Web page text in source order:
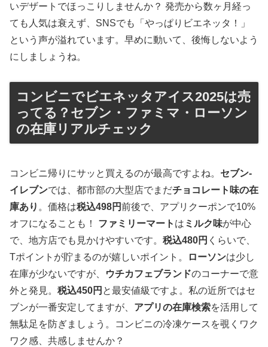
いデザートでほっこりしませんか？ 発売から数ヶ月経っ
ても人気は衰えず、SNSでも「やっぱりビエネッタ！」
という声が溢れています。早めに動いて、後悔しないよう
にしましょうね。
コンビニでビエネッタアイス2025は売
ってる？セブン・ファミマ・ローソン
の在庫リアルチェック
コンビニ帰りにサッと買えるのが最高ですよね。 セブン-
イレブンでは、都市部の大型店でまだチョコレート味の在
庫あり 。価格は税込498円前後で、アプリクーポンで10%
オフになることも！ ファミリーマート は ミルク味が中心
で、地方店でも見かけやすいです。 税込480円 くらいで、
Tポイントが貯まるのが嬉しいポイント。
ローソンは少し
在庫が少ないですが、
ウチカフェブランドのコーナーで意
外と発見。 税込450円 と最安値級ですよ。私の近所ではセ
ブンが一番安定してますが、 アプリの在庫検索を活用して
無駄足を防ぎましょう。コンビニの冷凍ケースを覗くワク
ワク感、共感しませんか？